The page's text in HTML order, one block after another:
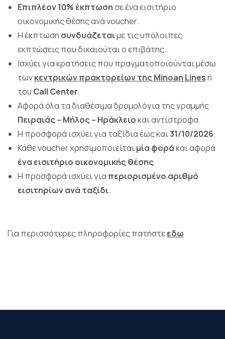
Επιπλέον 10% έκπτωσησε ένα εισιτήριο
οικονομικής θέσης ανά voucher.
Η έκπτωση συνδυάζεταιμε τις υπόλοιπες
εκπτώσεις που δικαιούται ο επιβάτης.
Ισχύει για κρατήσεις που πραγματοποιούνται μέσω
τωνκεντρικών πρακτορείων της Minoan Linesή
του Call Center.
Αφορά όλα τα διαθέσιμα δρομολόγια της γραμμής
Πειραιάς – Μήλος – Ηράκλειοκαι αντίστροφα.
Η προσφορά ισχύει για ταξίδια έως και31/10/2026.
Κάθε voucher χρησιμοποιείταιμία φοράκαι αφορά
ένα εισιτήριο οικονομικής θέσης.
Η προσφορά ισχύει για περιορισμένο αριθμό
εισιτηρίων ανά ταξίδι.
Για περισσότερες πληροφορίες πατήστεεδω